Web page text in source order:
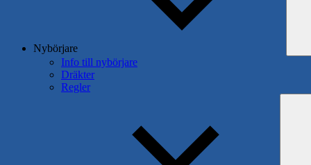
Nybörjare
Info till nybörjare
Dräkter
Regler